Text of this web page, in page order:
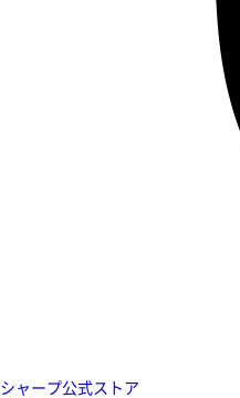
シャープ公式ストア